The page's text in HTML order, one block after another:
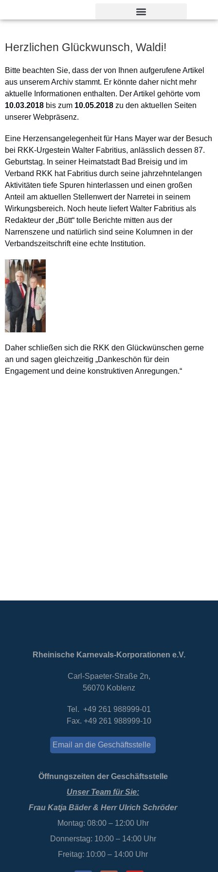
Herzlichen Glückwunsch, Waldi!
Bitte beachten Sie, dass der von Ihnen aufgerufene Artikel
aus unserem Archiv stammt. Er könnte daher nicht mehr
aktuelle Informationen enthalten. Der Artikel gehörte vom
10.03.2018 bis zum 10.05.2018 zu den aktuellen Seiten
unserer Webpräsenz.
Eine Herzensangelegenheit für Hans Mayer war der Besuch
bei RKK-Urgestein Walter Fabritius, anlässlich dessen 87.
Geburtstag. In seiner Heimatstadt Bad Breisig und im
Verband RKK hat Fabritius durch seine jahrzehntelangen
Aktivitäten tiefe Spuren hinterlassen und einen großen
Anteil am aktuellen Stellenwert der Narretei in seinem
Wirkungsbereich. Noch heute liefert Walter Fabritius als
Redakteur der „Bütt“ tolle Berichte mitten aus der
Narrenszene und natürlich sind seine Kolumnen in der
Verbandszeitschrift eine echte Institution.
Daher schließen sich die RKK den Glückwünschen gerne
an und sagen gleichzeitig „Dankeschön für dein
Engagement und deine konstruktiven Anregungen.“
Rheinische Karnevals-Korporationen e.V.
Carl-Spaeter-Straße 2n,
56070 Koblenz
Tel. +49 261 988999-01
Fax. +49 261 988999-10
Email an die Geschäftsstelle
Öffnungszeiten der Geschäftsstelle
Unser Team für Sie:
Frau Katja Bäder & Herr Ulrich Schröder
Montag: 08:00 – 12:00 Uhr
Donnerstag: 10:00 – 14:00 Uhr
Freitag: 10:00 – 14:00 Uhr